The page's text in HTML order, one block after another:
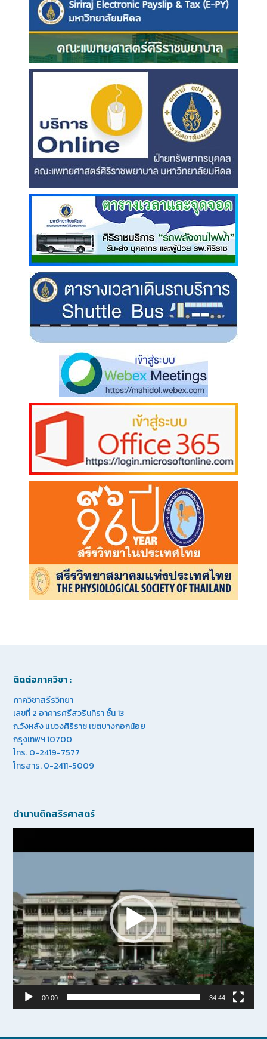
ติดต่อภาควิชา :
ภาควิชาสรีรวิทยา
เลขที่ 2 อาคารศรีสวรินทิรา ชั้น 13
ถ.วังหลัง แขวงศิริราช เขตบางกอกน้อย
กรุงเทพฯ 10700
โทร. 0-2419-7577
โทรสาร. 0-2411-5009
ตำนานตึกสรีรศาสตร์
00:00 34:44